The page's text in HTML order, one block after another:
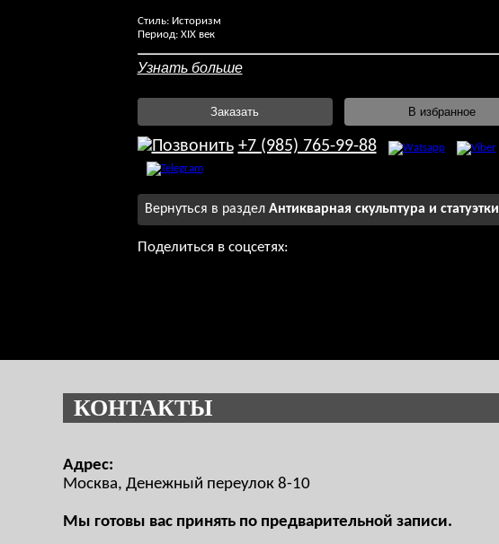
Стиль: Историзм
Период: XIX век
Узнать больше
Заказать В избранное
+7 (985) 765-99-88
Вернуться в раздел Антикварная скульптура и статуэтки
Поделиться в соцсетях:
КОНТАКТЫ
Адрес:
Москва, Денежный переулок 8-10
Мы готовы вас принять по предварительной записи.